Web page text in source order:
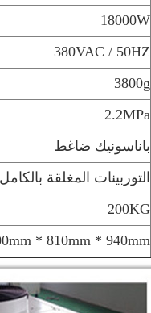
18000W
380VAC / 50HZ
3800g
2.2MPa
باناسونيك ضاغط
التوربينات المغلقة بالكامل
200KG
* 810mm * 940mm